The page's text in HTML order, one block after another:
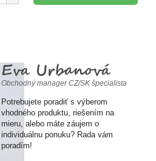
Eva Urbanová
Obchodný manager CZ/SK špecialista
Potrebujete poradiť s výberom
vhodného produktu, riešením na
mieru, alebo máte záujem o
individuálnu ponuku? Rada vám
poradím!